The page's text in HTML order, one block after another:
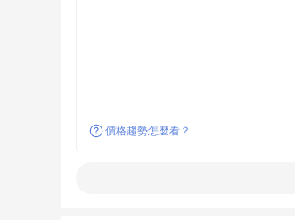
價格趨勢怎麼看？